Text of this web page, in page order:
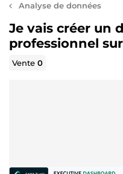
Analyse de données
Je vais créer un
professionnel
Vente0